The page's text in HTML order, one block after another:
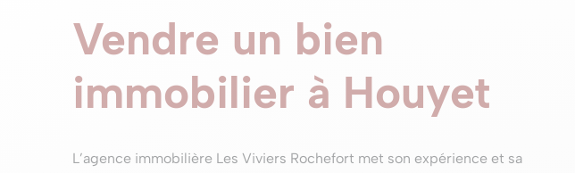
Vendre un bien
immobilier à Houyet
L’agence immobilière Les Viviers Rochefort met son expérience et sa